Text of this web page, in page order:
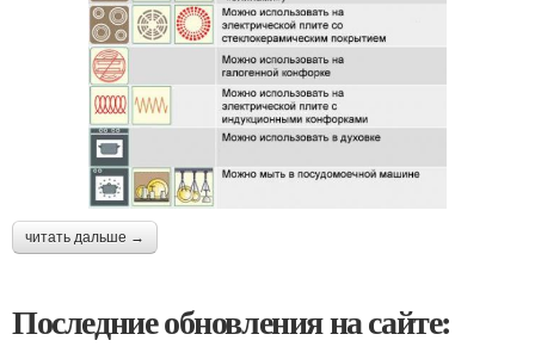
читать дальше →
Последние обновления на сайте: